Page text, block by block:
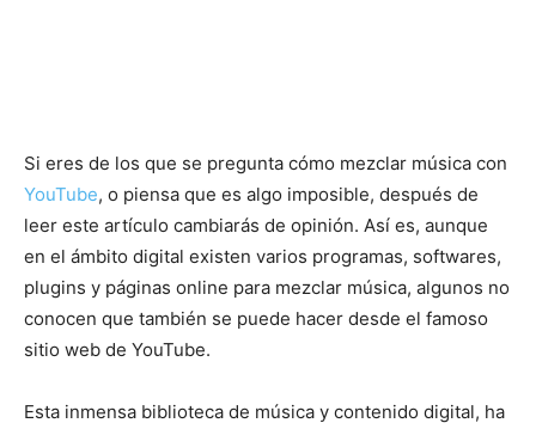
Si eres de los que se pregunta cómo mezclar música con
YouTube, o piensa que es algo imposible, después de
leer este artículo cambiarás de opinión. Así es, aunque
en el ámbito digital existen varios programas, softwares,
plugins y páginas online para mezclar música, algunos no
conocen que también se puede hacer desde el famoso
sitio web de YouTube.
Esta inmensa biblioteca de música y contenido digital, ha